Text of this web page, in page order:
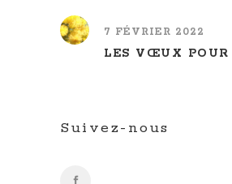
7 FÉVRIER 2022
LES VŒUX POUR
Suivez-nous